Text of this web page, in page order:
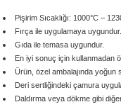
1305 °C
°C
- 1222 °C
Pişirim Sıcaklığı: 1000°C –
Fırça ile uygulamaya uygundur.
Gıda ile temasa uygundur.
En iyi sonuç için kullanmadan
Ürün, özel ambalajında yoğun
Deri sertliğindeki çamura
Daldırma veya dökme gibi